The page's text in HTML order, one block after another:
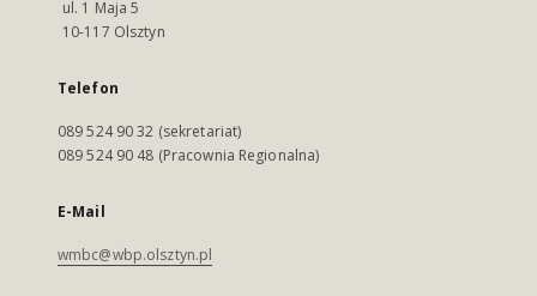
ul. 1 Maja 5
10-117 Olsztyn
Telefon
089 524 90 32 (sekretariat)
089 524 90 48 (Pracownia Regionalna)
E-Mail
wmbc@wbp.olsztyn.pl